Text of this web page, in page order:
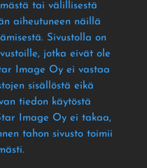
tai välillisestä
aiheutuneen näillä
. Sivustolla on
, jotka eivät ole
Image Oy ei vastaa
sisällöstä eikä
tiedon käytöstä
Image Oy ei takaa,
tahon sivusto toimii
.